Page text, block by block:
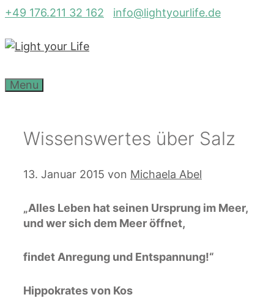
Zum
springen
+49 176.211 32 162 info@lightyourlife.de
Menu
Wissenswertes über Salz
13. Januar 2015 von Michaela Abel
„Alles Leben hat seinen Ursprung im Meer,
und wer sich dem Meer öffnet,
findet Anregung und Entspannung!“
Hippokrates von Kos